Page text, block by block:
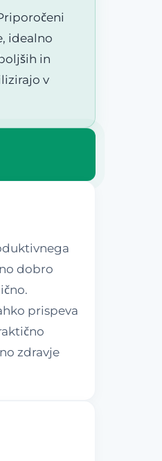
idealno
in
v
dobro
prispeva
zdravje